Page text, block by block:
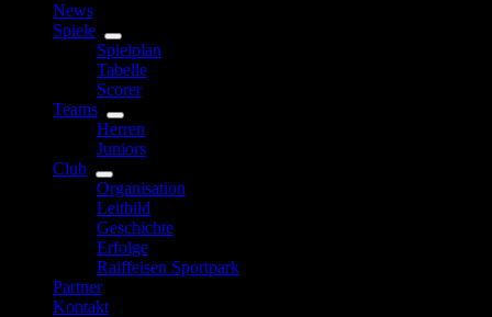
News
Spiele
Spielplan
Tabelle
Scorer
Teams
Herren
Juniors
Club
Organisation
Leitbild
Geschichte
Erfolge
Raiffeisen Sportpark
Partner
Kontakt